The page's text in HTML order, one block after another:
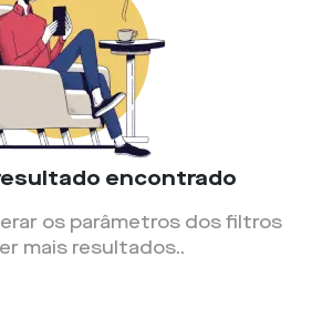
encontrado
os parâmetros dos filtros
mais resultados..